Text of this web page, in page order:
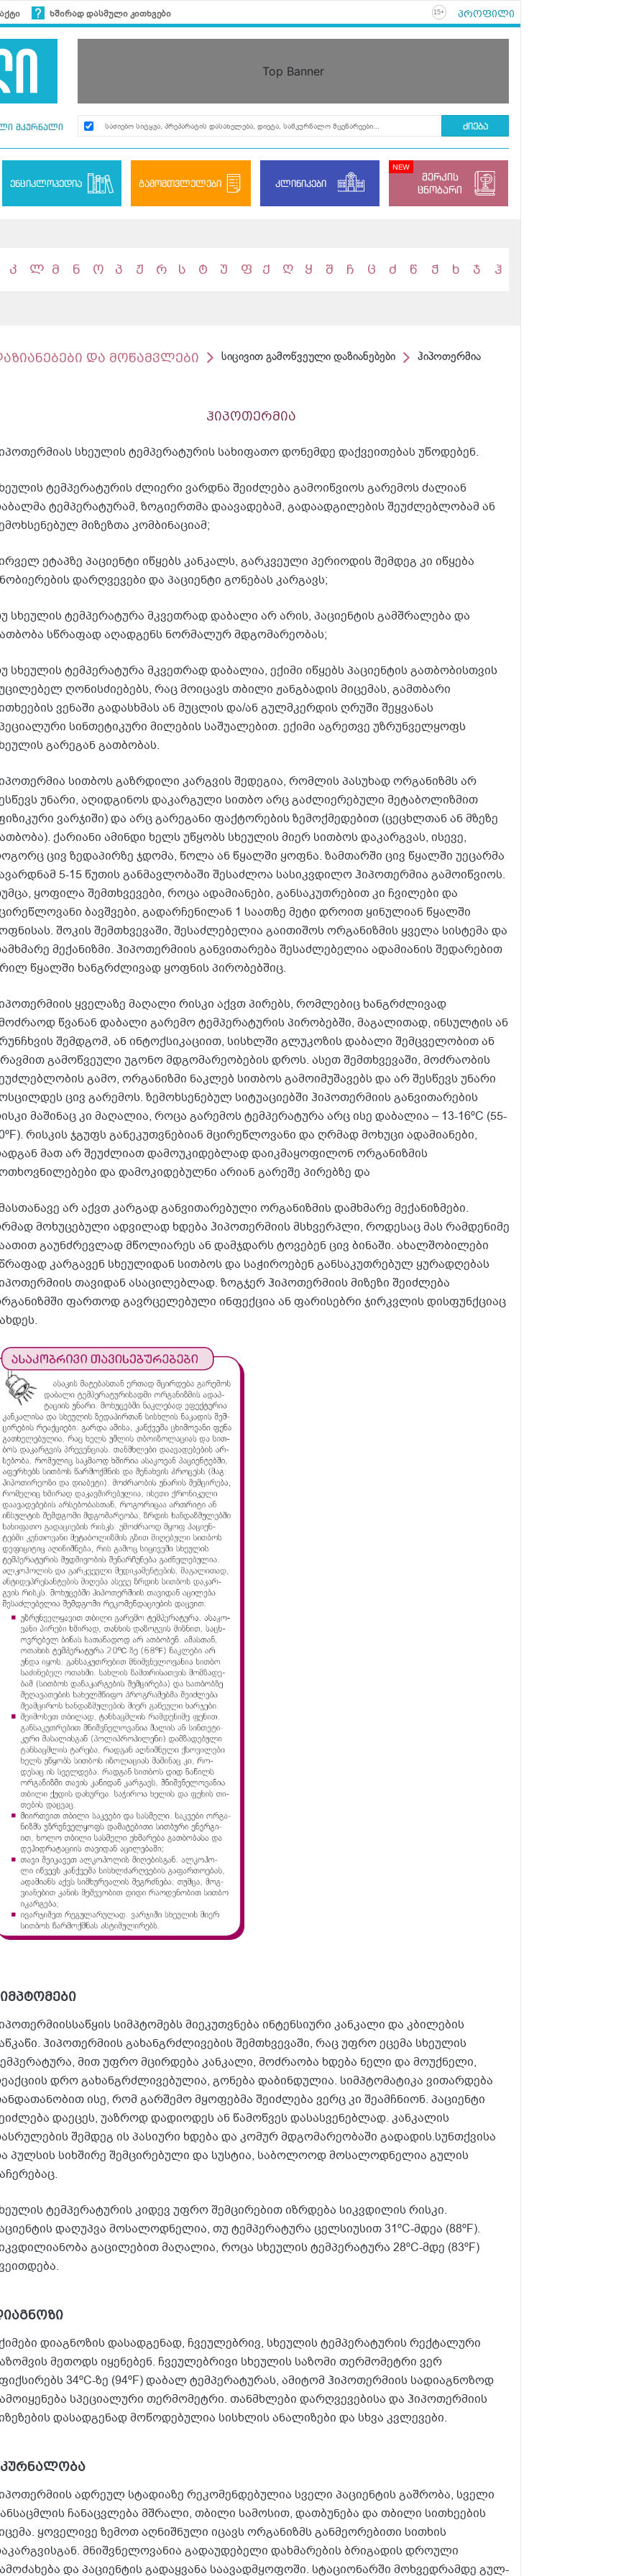
ხშირად დასმული კითხვები 15+ პროფილი
Top Banner
მკურნალი
ენციკლოპედია გამომთვლელები კლინიკები
მერკის
ცნობარი
კ ლ მ ნ ო პ ჟ რ ს ტ უ ფ ქ ღ ყ შ ჩ ც ძ წ ჭ ხ ჯ ჰ
და მოწამვლები სიცივით გამოწვეული დაზიანებები ჰიპოთერმია
ჰიპოთერმია
სხეულის ტემპერატურის სახიფათო დონემდე დაქვეითებას უწოდებენ.
ტემპერატურის ძლიერი ვარდნა შეიძლება გამოიწვიოს გარემოს ძალიან
ტემპერატურამ, ზოგიერთმა დაავადებამ, გადაადგილების შეუძლებლობამ ან
მიზეზთა კომბინაციამ;
ეტაპზე პაციენტი იწყებს კანკალს, გარკვეული პერიოდის შემდეგ კი იწყება
დარღვევები და პაციენტი გონებას კარგავს;
სხეულის ტემპერატურა მკვეთრად დაბალი არ არის, პაციენტის გამშრალება და
სწრაფად აღადგენს ნორმალურ მდგომარეობას;
სხეულის ტემპერატურა მკვეთრად დაბალია, ექიმი იწყებს პაციენტის გათბობისთვის
ღონისძიებებს, რაც მოიცავს თბილი ჟანგბადის მიცემას, გამთბარი
ვენაში გადასხმას ან მუცლის და/ან გულმკერდის ღრუში შეყვანას
სინთეტიკური მილების საშუალებით. ექიმი აგრეთვე უზრუნველყოფს
გარეგან გათბობას.
სითბოს გაზრდილი კარგვის შედეგია, რომლის პასუხად ორგანიზმს არ
უნარი, აღიდგინოს დაკარგული სითბო არც გაძლიერებული მეტაბოლიზმით
ვარჯიში) და არც გარეგანი ფაქტორების ზემოქმედებით (ცეცხლთან ან მზეზე
ქარიანი ამინდი ხელს უწყობს სხეულის მიერ სითბოს დაკარგვას, ისევე,
ცივ ზედაპირზე ჯდომა, წოლა ან წყალში ყოფნა. ზამთარში ცივ წყალში უეცარმა
5-15 წუთის განმავლობაში შესაძლოა სასიკვდილო ჰიპოთერმია გამოიწვიოს.
ყოფილა შემთხვევები, როცა ადამიანები, განსაკუთრებით კი ჩვილები და
ბავშვები, გადარჩენილან 1 საათზე მეტი დროით ყინულიან წყალში
შოკის შემთხვევაში, შესაძლებელია გაითიშოს ორგანიზმის ყველა სისტემა და
მექანიზმი. ჰიპოთერმიის განვითარება შესაძლებელია ადამიანის შედარებით
წყალში ხანგრძლივად ყოფნის პირობებშიც.
ყველაზე მაღალი რისკი აქვთ პირებს, რომლებიც ხანგრძლივად
წვანან დაბალი გარემო ტემპერატურის პირობებში, მაგალითად, ინსულტის ან
შემდგომ, ან ინტოქსიკაციით, სისხლში გლუკოზის დაბალი შემცველობით ან
გამოწვეული უგონო მდგომარეობების დროს. ასეთ შემთხვევაში, მოძრაობის
გამო, ორგანიზმი ნაკლებ სითბოს გამოიმუშავებს და არ შესწევს უნარი
ცივ გარემოს. ზემოხსენებულ სიტუაციებში ჰიპოთერმიის განვითარების
მაშინაც კი მაღალია, როცა გარემოს ტემპერატურა არც ისე დაბალია – 13-16ºC (55-
რისკის ჯგუფს განეკუთვნებიან მცირეწლოვანი და ღრმად მოხუცი ადამიანები,
მათ არ შეუძლიათ დამოუკიდებლად დაიკმაყოფილონ ორგანიზმის
და დამოკიდებულნი არიან გარეშე პირებზე და
არ აქვთ კარგად განვითარებული ორგანიზმის დამხმარე მექანიზმები.
მოხუცებული ადვილად ხდება ჰიპოთერმიის მსხვერპლი, როდესაც მას რამდენიმე
გაუნძრევლად მწოლიარეს ან დამჯდარს ტოვებენ ცივ ბინაში. ახალშობილები
კარგავენ სხეულიდან სითბოს და საჭიროებენ განსაკუთრებულ ყურადღებას
თავიდან ასაცილებლად. ზოგჯერ ჰიპოთერმიის მიზეზი შეიძლება
ფართოდ გავრცელებული ინფექცია ან ფარისებრი ჯირკვლის დისფუნქციაც
სიმპტომებს მიეკუთვნება ინტენსიური კანკალი და კბილების
ჰიპოთერმიის გახანგრძლივების შემთხვევაში, რაც უფრო ეცემა სხეულის
მით უფრო მცირდება კანკალი, მოძრაობა ხდება ნელი და მოუქნელი,
დრო გახანგრძლივებულია, გონება დაბინდულია. სიმპტომატიკა ვითარდება
ისე, რომ გარშემო მყოფებმა შეიძლება ვერც კი შეამჩნიონ. პაციენტი
დაეცეს, უაზროდ დადიოდეს ან წამოწვეს დასასვენებლად. კანკალის
შემდეგ ის პასიური ხდება და კომურ მდგომარეობაში გადადის.სუნთქვისა
პულსის სიხშირე შემცირებული და სუსტია, საბოლოოდ მოსალოდნელია გულის
ტემპერატურის კიდევ უფრო შემცირებით იზრდება სიკვდილის რისკი.
დაღუპვა მოსალოდნელია, თუ ტემპერატურა ცელსიუსით 31ºC-მდეა (88ºF).
გაცილებით მაღალია, როცა სხეულის ტემპერატურა 28ºC-მდე (83ºF)
დიაგნოზის დასადგენად, ჩვეულებრივ, სხეულის ტემპერატურის რექტალური
მეთოდს იყენებენ. ჩვეულებრივი სხეულის საზომი თერმომეტრი ვერ
34ºC-ზე (94ºF) დაბალ ტემპერატურას, ამიტომ ჰიპოთერმიის სადიაგნოზოდ
სპეციალური თერმომეტრი. თანმხლები დარღვევებისა და ჰიპოთერმიის
დასადგენად მოწოდებულია სისხლის ანალიზები და სხვა კვლევები.
ადრეულ სტადიაზე რეკომენდებულია სველი პაციენტის გაშრობა, სველი
ჩანაცვლება მშრალი, თბილი სამოსით, დათბუნება და თბილი სითხეების
ყოველივე ზემოთ აღნიშნული იცავს ორგანიზმს განმეორებითი სითხის
მნიშვნელოვანია გადაუდებელი დახმარების ბრიგადის დროული
და პაციენტის გადაყვანა საავადმყოფოში. სტაციონარში მოხვედრამდე გულ-